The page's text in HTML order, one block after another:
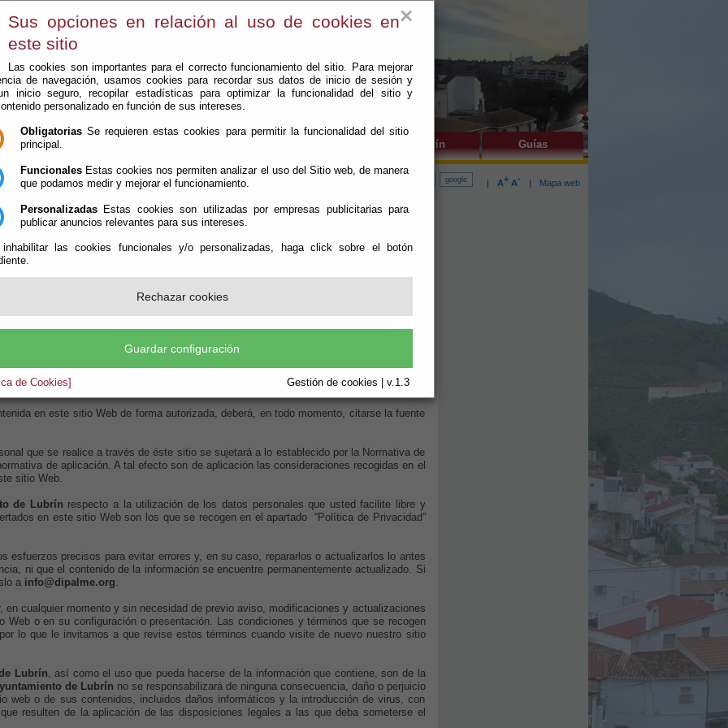
×
Sus opciones en relación al uso de cookies en
este sitio
Las cookies son importantes para el correcto funcionamiento del sitio. Para mejorar
de navegación, usamos cookies para recordar sus datos de inicio de sesión y
inicio seguro, recopilar estadísticas para optimizar la funcionalidad del sitio y
personalizado en función de sus intereses.
Obligatorias Se requieren estas cookies para permitir la funcionalidad del sitio
principal.
Funcionales Estas cookies nos permiten analizar el uso del Sitio web, de manera
que podamos medir y mejorar el funcionamiento.
Personalizadas Estas cookies son utilizadas por empresas publicitarias para
publicar anuncios relevantes para sus intereses.
las cookies funcionales y/o personalizadas, haga click sobre el botón
Rechazar cookies
Guardar configuración
de Cookies] Gestión de cookies | v.1.3
Lubrín Guías
| A+ A- | Mapa web
sitio web se encuentra protegida por la legislación sobre propiedad intelectual.
de este sitio Web pertenecen al
que su diseño gráfico y los códigos que contiene.
o transformación no autorizadas de estas obras, a no ser que sea de uso personal y
de propiedad intelectual de estas entidades. Igualmente todas las marcas o
en el portal están protegidos por la ley. La utilización no autorizada de la información
ocasionados en los derechos de propiedad intelectual e industrial de sus
acciones que legalmente correspondan y, si procede, a las responsabilidades que de
en este sitio Web de forma autorizada, deberá, en todo momento, citarse la fuente
que se realice a través de éste sitio se sujetará a lo establecido por la Normativa de
de aplicación. A tal efecto son de aplicación las consideraciones recogidas en el
sitio Web.
de Lubrín respecto a la utilización de los datos personales que usted facilite libre y
en este sitio Web son los que se recogen en el apartado “Política de Privacidad”
esfuerzos precisos para evitar errores y, en su caso, repararlos o actualizarlos lo antes
ni que el contenido de la información se encuentre permanentemente actualizado. Si
a info@dipalme.org.
en cualquier momento y sin necesidad de previo aviso, modificaciones y actualizaciones
Web o en su configuración o presentación. Las condiciones y términos que se recogen
lo que le invitamos a que revise estos términos cuando visite de nuevo nuestro sitio
Lubrín, así como el uso que pueda hacerse de la información que contiene, son de la
de Lubrín no se responsabilizará de ninguna consecuencia, daño o perjuicio
web o de sus contenidos, incluidos daños informáticos y la introducción de virus, con
resulten de la aplicación de las disposiciones legales a las que deba someterse el